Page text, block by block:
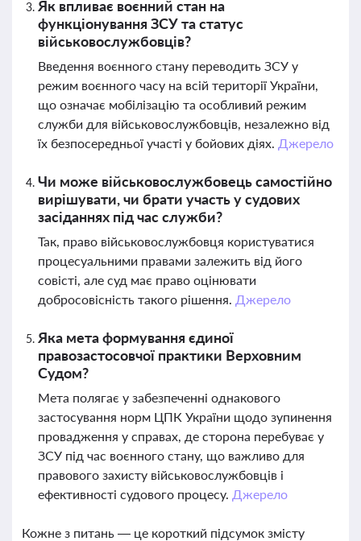
Як впливає воєнний стан на
функціонування ЗСУ та статус
військовослужбовців?
Введення воєнного стану переводить ЗСУ у
режим воєнного часу на всій території України,
що означає мобілізацію та особливий режим
служби для військовослужбовців, незалежно від
їх безпосередньої участі у бойових діях. Джерело
Чи може військовослужбовець самостійно
вирішувати, чи брати участь у судових
засіданнях під час служби?
Так, право військовослужбовця користуватися
процесуальними правами залежить від його
совісті, але суд має право оцінювати
добросовісність такого рішення. Джерело
Яка мета формування єдиної
правозастосовчої практики Верховним
Судом?
Мета полягає у забезпеченні однакового
застосування норм ЦПК України щодо зупинення
провадження у справах, де сторона перебуває у
ЗСУ під час воєнного стану, що важливо для
правового захисту військовослужбовців і
ефективності судового процесу. Джерело
Кожне з питань — це короткий підсумок змісту